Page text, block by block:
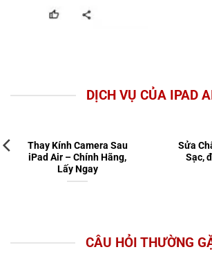
DỊCH VỤ CỦA IPAD
Thay Kính Camera Sau
iPad Air – Chính Hãng,
Lấy Ngay
Sửa
Sạc,
CÂU HỎI THƯỜNG